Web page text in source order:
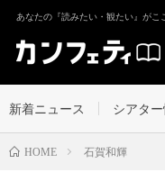
あなたの『読みたい・観たい』がこ
新着ニュース シアタ
HOME 石賀和輝